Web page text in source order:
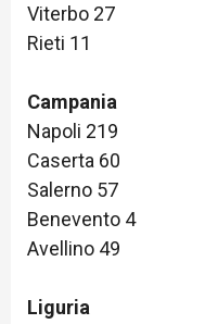
Viterbo 27
Rieti 11
Campania
Napoli 219
Caserta 60
Salerno 57
Benevento 4
Avellino 49
Liguria